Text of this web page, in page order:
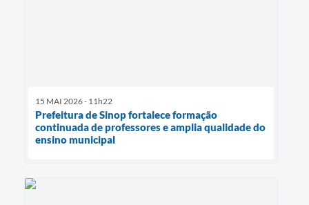
15 MAI 2026 - 11h22
Prefeitura de Sinop fortalece formação
continuada de professores e amplia qualidade do
ensino municipal